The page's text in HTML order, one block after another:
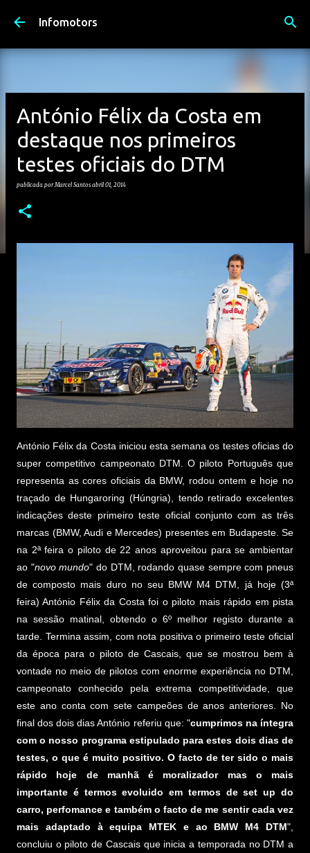
Avançar para o conteúdo principal
Infomotors
António Félix da Costa em
destaque nos primeiros
testes oficiais do DTM
publicada porMarcel Santos abril 01, 2014
António Félix da Costa iniciou esta semana os testes oficias do
super competitivo campeonato DTM. O piloto Português que
representa as cores oficiais da BMW, rodou ontem e hoje no
traçado de Hungaroring (Húngria), tendo retirado excelentes
indicações deste primeiro teste oficial conjunto com as três
marcas (BMW, Audi e Mercedes) presentes em Budapeste. Se
na 2ª feira o piloto de 22 anos aproveitou para se ambientar
ao "novo mundo" do DTM, rodando quase sempre com pneus
de composto mais duro no seu BMW M4 DTM, já hoje (3ª
feira) António Félix da Costa foi o piloto mais rápido em pista
na sessão matinal, obtendo o 6º melhor registo durante a
tarde. Termina assim, com nota positiva o primeiro teste oficial
da época para o piloto de Cascais, que se mostrou bem à
vontade no meio de pilotos com enorme experiência no DTM,
campeonato conhecido pela extrema competitividade, que
este ano conta com sete campeões de anos anteriores. No
final dos dois dias António referiu que: "cumprimos na íntegra
com o nosso programa estipulado para estes dois dias de
testes, o que é muito positivo. O facto de ter sido o mais
rápido hoje de manhã é moralizador mas o mais
importante é termos evoluido em termos de set up do
carro, perfomance e também o facto de me sentir cada vez
mais adaptado à equipa MTEK e ao BMW M4 DTM",
concluiu o piloto de Cascais que inicia a temporada no DTM a